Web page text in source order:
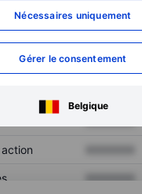
Nécessaires uniquement
Gérer le consentement
Belgique
XXXXXXX